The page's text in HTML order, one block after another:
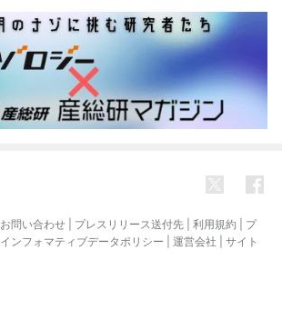
お問い合わせ プレスリリース送付先 利用規約
プ
インフォマティブデータポリシー 運営会社
サイト